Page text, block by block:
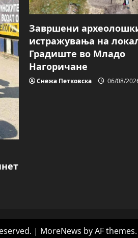
Завршени
истражувања на
Градиште во Младо
Нагоричане
Снежа Петковска 06/08/
| MoreNews by AF themes.